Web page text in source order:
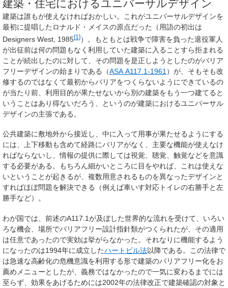
建築・住宅におけるユニバーサルデザイン
建築は誰もが使えなければおかしい。これがユニバーサルデザインを
最初に提唱したロナルド・メイスの原点だった（用語の初出は
Designers West, 1985[1 ]）。もともとは戦争で障害を負った退役軍人
が出征前は何の問題もなく利用していた建築に入ることすら拒まれる
ことが続出したのに対して、その問題を是正しようとしたのがバリア
フリーデザインの始まりである（ASA A117.1-1961 ）が、そもそも改
修するのではなくて最初からバリアをつくらないようにできているの
が当たり前、利用目的が果たせないから別の建築をもう一つ建てると
いうことはあり得ないだろう、というのが建築におけるユニバーサル
デザインの主張である。
公共建築に敷地外から接近し、中に入って用事が果たせるようにする
には、上下移動も含めて経路にバリアがなく、主要な機能が使えなけ
ればならないし、情報の提供に際しては視覚、聴覚、触覚などを意識
する必要がある。もちろん細かいところに目をやれば、これは使えな
いということが起きるが、複数用意されるものを異なったデザインと
すればほぼ問題を解決できる（例えば車いす対応トイレの右勝手と左
勝手など）。
わが国では、前述のA117.1が及ぼした世界的な流れを受けて、いろい
ろな機会、場所でバリアフリー設計指針類がつくられたが、その適用
は任意であったので実効は挙がらなかった。それなりに機能するよう
になったのは1994年に成立したハートビル法以降である。この法律で
は急速な高齢化の危機意識を利用する形で建築のバリアフリー化をお
薦めメニューとしたが、義務ではなかったので一気に変わるまでには
至らず、効果をあげるためには2002年の法律改正で建築確認の対象と